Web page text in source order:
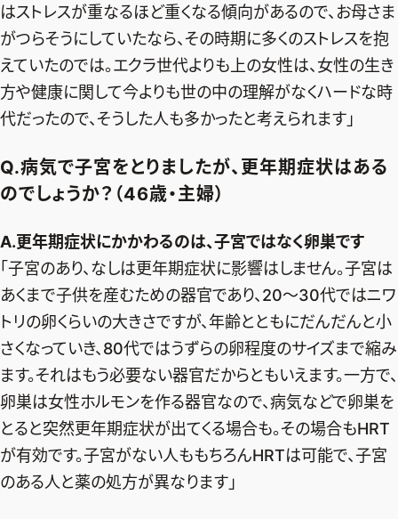
はストレスが重なるほど重くなる傾向があるので、お母さま
がつらそうにしていたなら、その時期に多くのストレスを抱
えていたのでは。エクラ世代よりも上の女性は、女性の生き
方や健康に関して今よりも世の中の理解がなくハードな時
代だったので、そうした人も多かったと考えられます」
Q.病気で子宮をとりましたが、更年期症状はある
のでしょうか？（46歳・主婦）
A.更年期症状にかかわるのは、子宮ではなく卵巣です
「子宮のあり、なしは更年期症状に影響はしません。子宮は
あくまで子供を産むための器官であり、20～30代ではニワ
トリの卵くらいの大きさですが、年齢とともにだんだんと小
さくなっていき、80代ではうずらの卵程度のサイズまで縮み
ます。それはもう必要ない器官だからともいえます。一方で、
卵巣は女性ホルモンを作る器官なので、病気などで卵巣を
とると突然更年期症状が出てくる場合も。その場合もHRT
が有効です。子宮がない人ももちろんHRTは可能で、子宮
のある人と薬の処方が異なります」